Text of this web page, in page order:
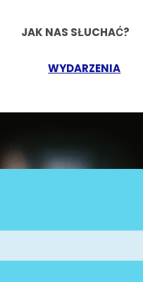
JAK NAS SŁUCHAĆ?
WYDARZENIA